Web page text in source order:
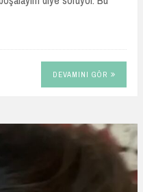
DEVAMINI GÖR